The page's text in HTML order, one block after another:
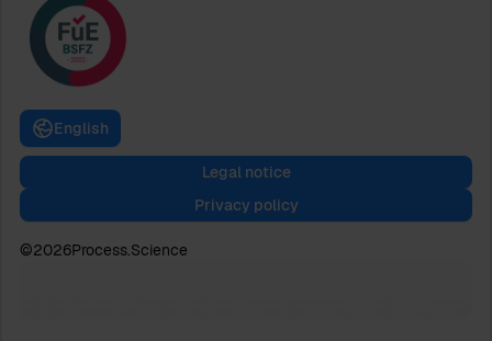
English
Legal notice
Privacy policy
©2026Process.Science